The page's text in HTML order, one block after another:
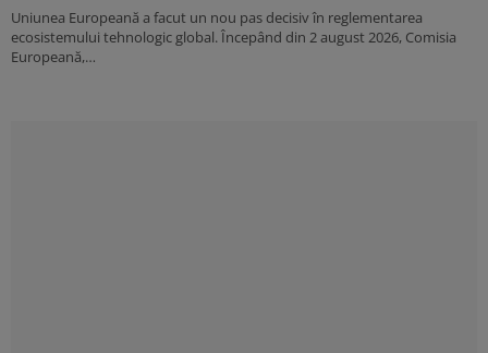
Uniunea Europeană a facut un nou pas decisiv în reglementarea
ecosistemului tehnologic global. Începând din 2 august 2026, Comisia
Europeană,…